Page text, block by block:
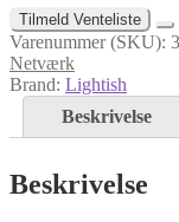
Tilmeld Venteliste
Varenummer (SKU):
Netværk
Brand: Lightish
Beskrivelse
Beskrivelse